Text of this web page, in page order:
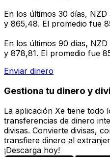
En los últimos 30 días,
y 865,48. El promedio fue
En los últimos 90 días,
y 878,81. El promedio fue
Enviar dinero
Gestiona tu dinero y
La aplicación Xe tiene todo
transferencias de dinero
divisas. Convierte divisas,
transfiere dinero al
¡Descarga hoy!